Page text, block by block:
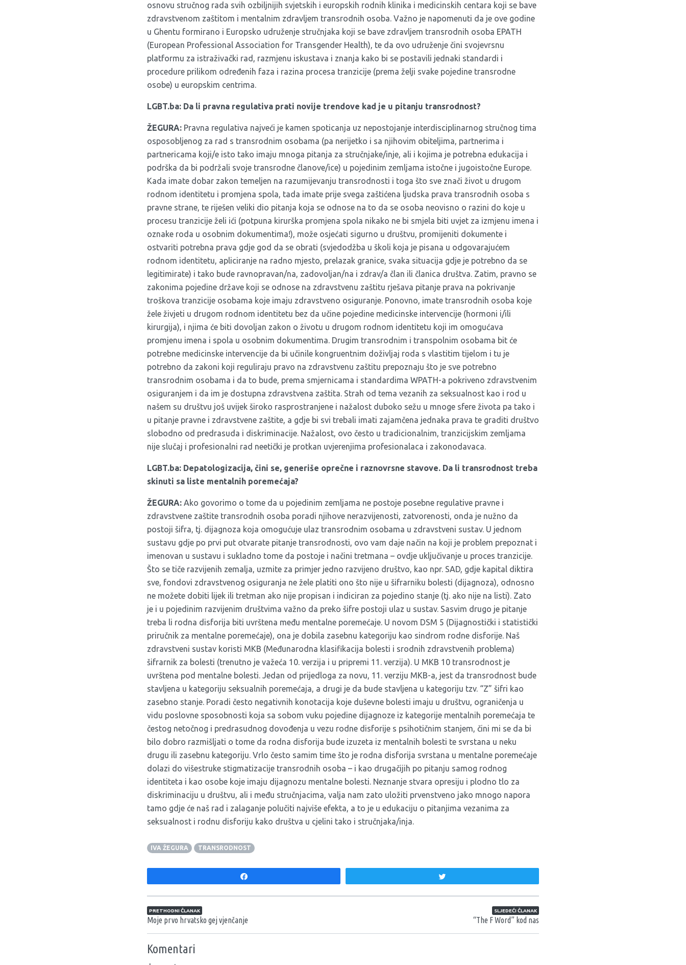
osnovu stručnog rada svih ozbiljnijih svjetskih i europskih rodnih klinika i medicinskih centara koji se bave
zdravstvenom zaštitom i mentalnim zdravljem transrodnih osoba. Važno je napomenuti da je ove godine
u Ghentu formirano i Europsko udruženje stručnjaka koji se bave zdravljem transrodnih osoba EPATH
(European Professional Association for Transgender Health), te da ovo udruženje čini svojevrsnu
platformu za istraživački rad, razmjenu iskustava i znanja kako bi se postavili jednaki standardi i
procedure prilikom određenih faza i razina procesa tranzicije (prema želji svake pojedine transrodne
osobe) u europskim centrima.
LGBT.ba: Da li pravna regulativa prati novije trendove kad je u pitanju transrodnost?
ŽEGURA: Pravna regulativa najveći je kamen spoticanja uz nepostojanje interdisciplinarnog stručnog tima
osposobljenog za rad s transrodnim osobama (pa nerijetko i sa njihovim obiteljima, partnerima i
partnericama koji/e isto tako imaju mnoga pitanja za stručnjake/inje, ali i kojima je potrebna edukacija i
podrška da bi podržali svoje transrodne članove/ice) u pojedinim zemljama istočne i jugoistočne Europe.
Kada imate dobar zakon temeljen na razumijevanju transrodnosti i toga što sve znači život u drugom
rodnom identitetu i promjena spola, tada imate prije svega zaštićena ljudska prava transrodnih osoba s
pravne strane, te riješen veliki dio pitanja koja se odnose na to da se osoba neovisno o razini do koje u
procesu tranzicije želi ići (potpuna kirurška promjena spola nikako ne bi smjela biti uvjet za izmjenu imena i
oznake roda u osobnim dokumentima!), može osjećati sigurno u društvu, promijeniti dokumente i
ostvariti potrebna prava gdje god da se obrati (svjedodžba u školi koja je pisana u odgovarajućem
rodnom identitetu, apliciranje na radno mjesto, prelazak granice, svaka situacija gdje je potrebno da se
legitimirate) i tako bude ravnopravan/na, zadovoljan/na i zdrav/a član ili članica društva. Zatim, pravno se
zakonima pojedine države koji se odnose na zdravstvenu zaštitu rješava pitanje prava na pokrivanje
troškova tranzicije osobama koje imaju zdravstveno osiguranje. Ponovno, imate transrodnih osoba koje
žele živjeti u drugom rodnom identitetu bez da učine pojedine medicinske intervencije (hormoni i/ili
kirurgija), i njima će biti dovoljan zakon o životu u drugom rodnom identitetu koji im omogućava
promjenu imena i spola u osobnim dokumentima. Drugim transrodnim i transpolnim osobama bit će
potrebne medicinske intervencije da bi učinile kongruentnim doživljaj roda s vlastitim tijelom i tu je
potrebno da zakoni koji reguliraju pravo na zdravstvenu zaštitu prepoznaju što je sve potrebno
transrodnim osobama i da to bude, prema smjernicama i standardima WPATH-a pokriveno zdravstvenim
osiguranjem i da im je dostupna zdravstvena zaštita. Strah od tema vezanih za seksualnost kao i rod u
našem su društvu još uvijek široko rasprostranjene i nažalost duboko sežu u mnoge sfere života pa tako i
u pitanje pravne i zdravstvene zaštite, a gdje bi svi trebali imati zajamčena jednaka prava te graditi društvo
slobodno od predrasuda i diskriminacije. Nažalost, ovo često u tradicionalnim, tranzicijskim zemljama
nije slučaj i profesionalni rad neetički je protkan uvjerenjima profesionalaca i zakonodavaca.
LGBT.ba: Depatologizacija, čini se, generiše oprečne i raznovrsne stavove. Da li transrodnost treba
skinuti sa liste mentalnih poremećaja?
ŽEGURA: Ako govorimo o tome da u pojedinim zemljama ne postoje posebne regulative pravne i
zdravstvene zaštite transrodnih osoba poradi njihove nerazvijenosti, zatvorenosti, onda je nužno da
postoji šifra, tj. dijagnoza koja omogućuje ulaz transrodnim osobama u zdravstveni sustav. U jednom
sustavu gdje po prvi put otvarate pitanje transrodnosti, ovo vam daje način na koji je problem prepoznat i
imenovan u sustavu i sukladno tome da postoje i načini tretmana – ovdje uključivanje u proces tranzicije.
Što se tiče razvijenih zemalja, uzmite za primjer jedno razvijeno društvo, kao npr. SAD, gdje kapital diktira
sve, fondovi zdravstvenog osiguranja ne žele platiti ono što nije u šifrarniku bolesti (dijagnoza), odnosno
ne možete dobiti lijek ili tretman ako nije propisan i indiciran za pojedino stanje (tj. ako nije na listi). Zato
je i u pojedinim razvijenim društvima važno da preko šifre postoji ulaz u sustav. Sasvim drugo je pitanje
treba li rodna disforija biti uvrštena među mentalne poremećaje. U novom DSM 5 (Dijagnostički i statistički
priručnik za mentalne poremećaje), ona je dobila zasebnu kategoriju kao sindrom rodne disforije. Naš
zdravstveni sustav koristi MKB (Međunarodna klasifikacija bolesti i srodnih zdravstvenih problema)
šifrarnik za bolesti (trenutno je važeća 10. verzija i u pripremi 11. verzija). U MKB 10 transrodnost je
uvrštena pod mentalne bolesti. Jedan od prijedloga za novu, 11. verziju MKB-a, jest da transrodnost bude
stavljena u kategoriju seksualnih poremećaja, a drugi je da bude stavljena u kategoriju tzv. “Z” šifri kao
zasebno stanje. Poradi često negativnih konotacija koje duševne bolesti imaju u društvu, ograničenja u
vidu poslovne sposobnosti koja sa sobom vuku pojedine dijagnoze iz kategorije mentalnih poremećaja te
čestog netočnog i predrasudnog dovođenja u vezu rodne disforije s psihotičnim stanjem, čini mi se da bi
bilo dobro razmišljati o tome da rodna disforija bude izuzeta iz mentalnih bolesti te svrstana u neku
drugu ili zasebnu kategoriju. Vrlo često samim time što je rodna disforija svrstana u mentalne poremećaje
dolazi do višestruke stigmatizacije transrodnih osoba – i kao drugačijih po pitanju samog rodnog
identiteta i kao osobe koje imaju dijagnozu mentalne bolesti. Neznanje stvara opresiju i plodno tlo za
diskriminaciju u društvu, ali i među stručnjacima, valja nam zato uložiti prvenstveno jako mnogo napora
tamo gdje će naš rad i zalaganje polučiti najviše efekta, a to je u edukaciju o pitanjima vezanima za
seksualnost i rodnu disforiju kako društva u cjelini tako i stručnjaka/inja.
IVA ŽEGURA TRANSRODNOST
Navigacija članaka
PRETHODNI ČLANAK
Moje prvo hrvatsko gej vjenčanje
SLJEDEĆI ČLANAK
“The F Word” kod nas
Komentari